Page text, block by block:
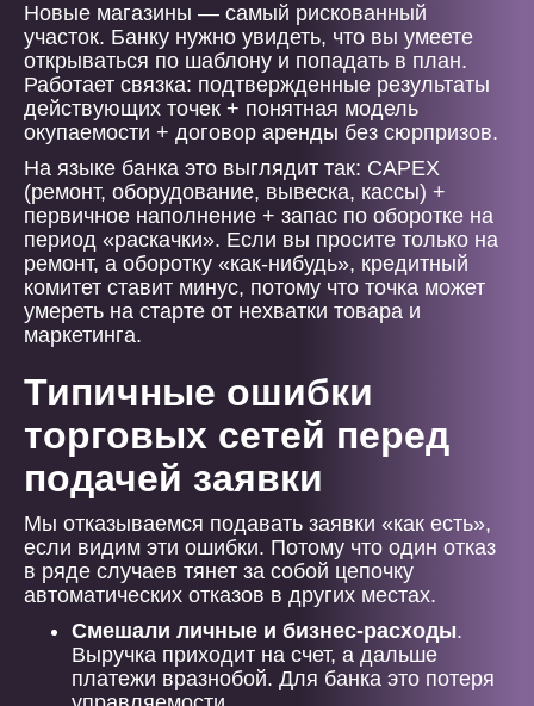
Новые магазины — самый рискованный
участок. Банку нужно увидеть, что вы умеете
открываться по шаблону и попадать в план.
Работает связка: подтвержденные результаты
действующих точек + понятная модель
окупаемости + договор аренды без сюрпризов.
На языке банка это выглядит так: CAPEX
(ремонт, оборудование, вывеска, кассы) +
первичное наполнение + запас по оборотке на
период «раскачки». Если вы просите только на
ремонт, а оборотку «как-нибудь», кредитный
комитет ставит минус, потому что точка может
умереть на старте от нехватки товара и
маркетинга.
Типичные ошибки
торговых сетей перед
подачей заявки
Мы отказываемся подавать заявки «как есть»,
если видим эти ошибки. Потому что один отказ
в ряде случаев тянет за собой цепочку
автоматических отказов в других местах.
Смешали личные и бизнес-расходы.
Выручка приходит на счет, а дальше
платежи вразнобой. Для банка это потеря